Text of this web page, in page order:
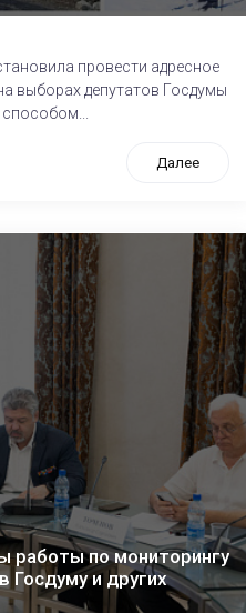
провести адресное
выборах депутатов Госдумы
Далее
работы по мониторингу
Госдуму и других